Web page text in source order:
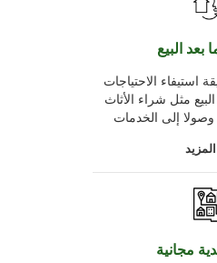
البيع
استيفاء الاحتياجات
مثل شراء الأثاث
إلى الخدمات
المزيد
مجانية